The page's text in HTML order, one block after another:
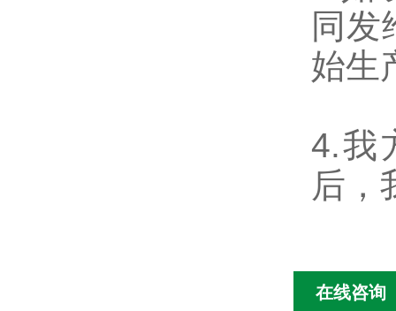
同发
始生
4.我
后，
在线咨询